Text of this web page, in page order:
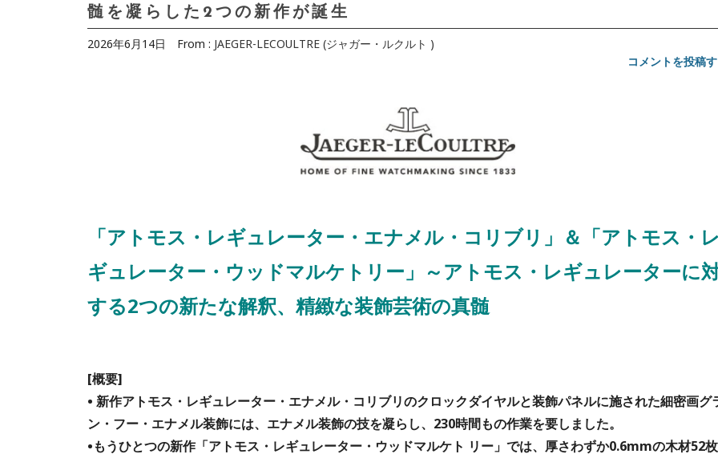
髄を凝らした2つの新作が誕生
2026年6月14日 From : JAEGER-LECOULTRE (ジャガー・ルクルト )
コメントを投稿
「アトモス・レギュレーター・エナメル・コリブリ」＆「アトモス・
ギュレーター・ウッドマルケト リー」～アトモス・レギュレーターに
する2つの新たな解釈、精緻な装飾芸術の真髄
[概要]
• 新作アトモス・レギュレーター・エナメル・コリブリのクロックダイヤルと装飾パネルに施された細密画グ
ン・フー・エナメル装飾には、エナメル装飾の技を凝らし、230時間もの作業を要しました。
•もうひとつの新作「アトモス・レギュレーター・ウッドマルケト リー」では、厚さわずか0.6mmの木材52枚